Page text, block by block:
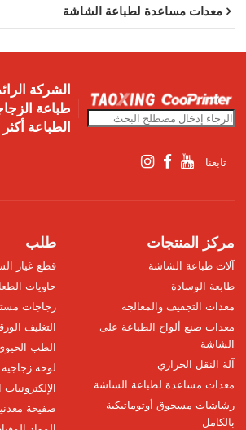
معدات مساعدة لطباعة الشاشة
الشركة
طباعة
الطباعة
تابعنا
مركز المنتجات
آلات طباعة الشاشة
طابعة الوسادة
معدات التجفيف والمعالجة
معدات صنع ألواح الطباعة على
الشاشة
آلة النقل الحراري
معدات مساعدة لطباعة الشاشة
رشاشات مسحوق أوتوماتيكية
بالكامل
طلب
قطع غيار
حاويات
زجاجات
التغليف
الطب
لوحة زجاجية
الإلكترونيات
صفيحة